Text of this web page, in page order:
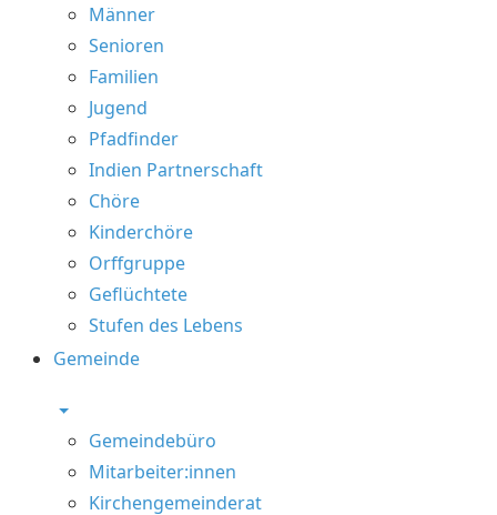
Männer
Senioren
Familien
Jugend
Pfadfinder
Indien Partnerschaft
Chöre
Kinderchöre
Orffgruppe
Geflüchtete
Stufen des Lebens
Gemeinde
Gemeindebüro
Mitarbeiter:innen
Kirchengemeinderat